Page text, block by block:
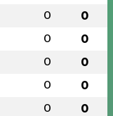
0 0
0 0
0 0
0 0
0 0